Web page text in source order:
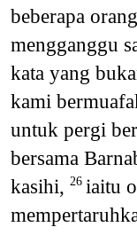
beberapa
mengganggu
kata yang
kami
untuk pergi
bersama
kasihi, 26 iaitu